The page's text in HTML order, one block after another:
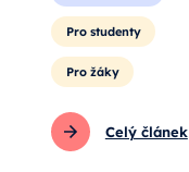
Pro studenty
Pro žáky
Celý článek